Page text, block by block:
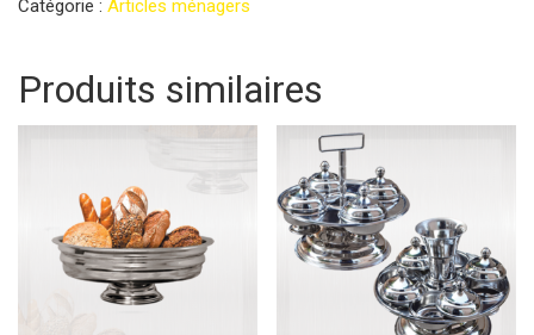
Catégorie : Articles ménagers
Produits similaires